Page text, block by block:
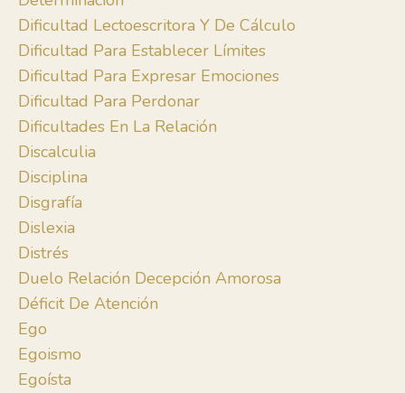
Dificultad Lectoescritora Y De Cálculo
Dificultad Para Establecer Límites
Dificultad Para Expresar Emociones
Dificultad Para Perdonar
Dificultades En La Relación
Discalculia
Disciplina
Disgrafía
Dislexia
Distrés
Duelo Relación Decepción Amorosa
Déficit De Atención
Ego
Egoismo
Egoísta